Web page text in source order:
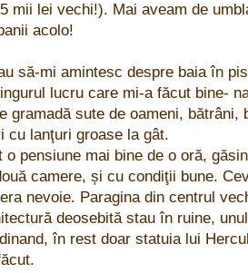
mii lei vechi!). Mai aveam de
acolo!
să-mi amintesc despre baia în
lucru care mi-a făcut bine-
gramadă sute de oameni, bătrâni,
cu lanţuri groase la gât.
o pensiune mai bine de o oră,
camere, și cu condiţii bune.
nevoie. Paragina din centrul
deosebită stau în ruine,
în rest doar statuia lui